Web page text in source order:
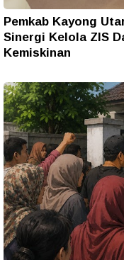
Pemkab Kayong
Sinergi Kelola ZIS
Kemiskinan